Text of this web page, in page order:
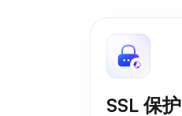
SSL 保护